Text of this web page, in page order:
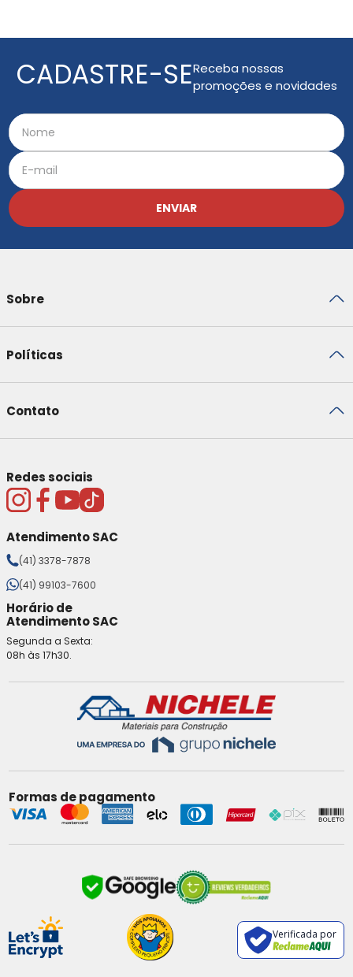
CADASTRE-SEReceba nossas
promoções e novidades
ENVIAR
Sobre
Políticas
Contato
Redes sociais
Atendimento SAC
(41) 3378-7878
(41) 99103-7600
Horário de
Atendimento SAC
Segunda a Sexta:
08h às 17h30.
Formas de pagamento
Verificada por